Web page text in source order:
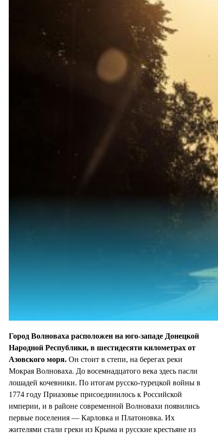
Город Волноваха расположен на юго-западе Донецкой
Народной Республики, в шестидесяти километрах от
Азовского моря. Он стоит в степи, на берегах реки
Мокрая Волноваха. До восемнадцатого века здесь пасли
лошадей кочевники. По итогам русско-турецкой войны в
1774 году Приазовье присоединилось к Российской
империи, и в районе современной Волновахи появились
первые поселения — Карловка и Платоновка. Их
жителями стали греки из Крыма и русские крестьяне из